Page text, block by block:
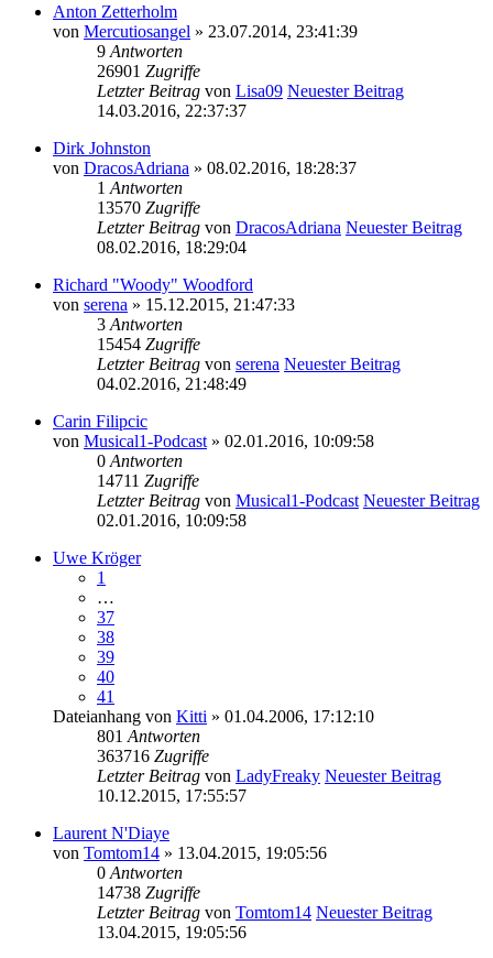
Anton Zetterholm
von Mercutiosangel » 23.07.2014, 23:41:39
9 Antworten
26901 Zugriffe
Letzter Beitrag von Lisa09 Neuester Beitrag
14.03.2016, 22:37:37
Dirk Johnston
von DracosAdriana » 08.02.2016, 18:28:37
1 Antworten
13570 Zugriffe
Letzter Beitrag von DracosAdriana Neuester Beitrag
08.02.2016, 18:29:04
Richard "Woody" Woodford
von serena » 15.12.2015, 21:47:33
3 Antworten
15454 Zugriffe
Letzter Beitrag von serena Neuester Beitrag
04.02.2016, 21:48:49
Carin Filipcic
von Musical1-Podcast » 02.01.2016, 10:09:58
0 Antworten
14711 Zugriffe
Letzter Beitrag von Musical1-Podcast Neuester Beitrag
02.01.2016, 10:09:58
Uwe Kröger
1
…
37
38
39
40
41
Dateianhang von Kitti » 01.04.2006, 17:12:10
801 Antworten
363716 Zugriffe
Letzter Beitrag von LadyFreaky Neuester Beitrag
10.12.2015, 17:55:57
Laurent N'Diaye
von Tomtom14 » 13.04.2015, 19:05:56
0 Antworten
14738 Zugriffe
Letzter Beitrag von Tomtom14 Neuester Beitrag
13.04.2015, 19:05:56